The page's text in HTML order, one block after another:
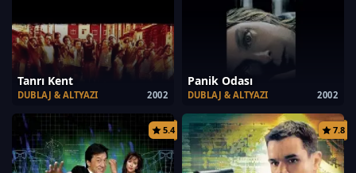
Tanrı Kent
2002
DUBLAJ & ALTYAZI
Panik Odası
2002
DUBLAJ & ALTYAZI
5.4 7.8